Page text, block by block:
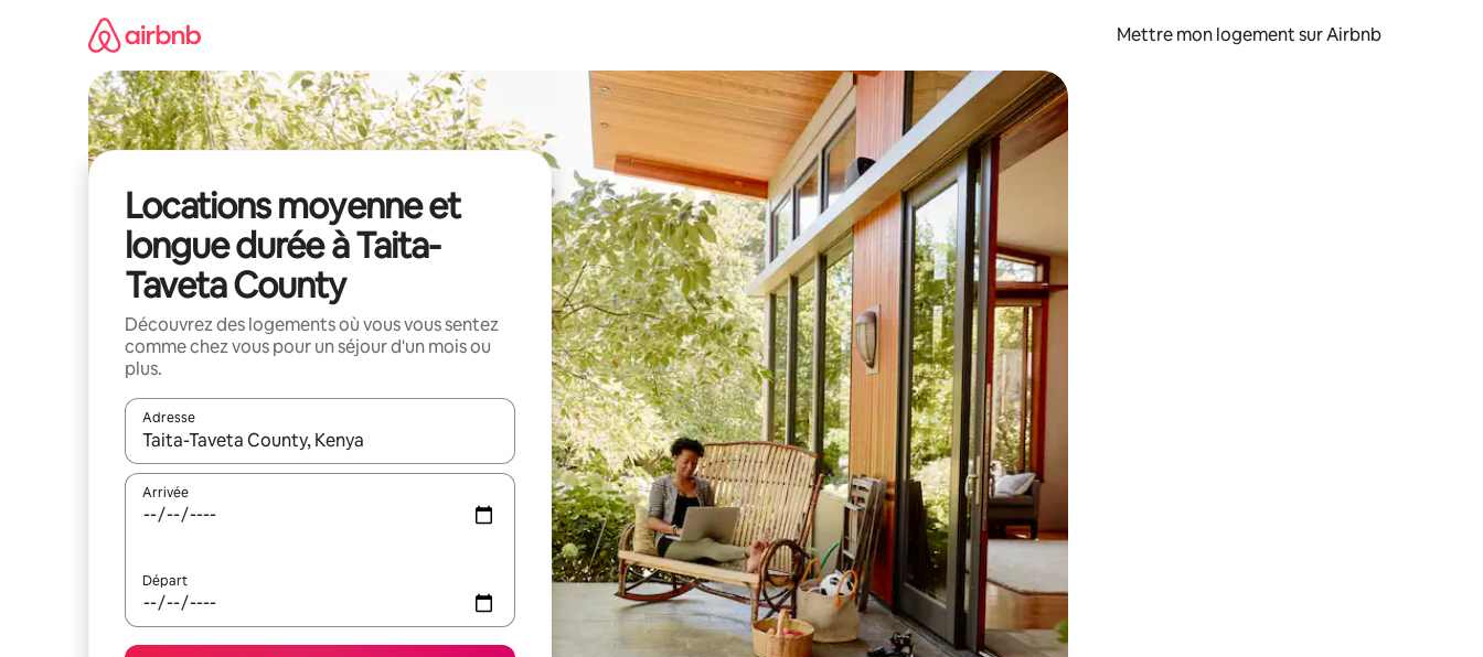
Mettre mon logement sur Airbnb
Locations moyenne et
longue durée à Taita-
Taveta County
Découvrez des logements où vous vous sentez
comme chez vous pour un séjour d'un mois ou
plus.
Adresse
Lorsque les résultats s'affichent, utilisez les flèches vers le haut et vers le bas pour les parcourir ou en appuyant et en faisant glisser.
Arrivée
Départ